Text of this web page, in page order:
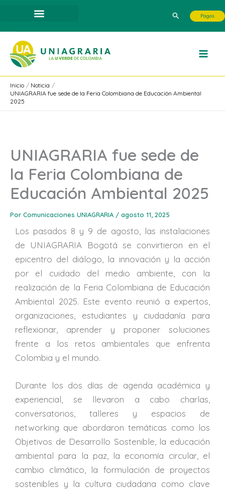
contenido
Buscar Pagos
Inicio
Noticia
UNIAGRARIA fue sede de la Feria Colombiana de Educación Ambiental
2025
UNIAGRARIA fue sede de
la Feria Colombiana de
Educación Ambiental 2025
Por Comunicaciones UNIAGRARIA / agosto 11, 2025
Los pasados 8 y 9 de agosto, las instalaciones
de UNIAGRARIA Bogotá se convirtieron en el
epicentro del diálogo, la innovación y la acción
por el cuidado del medio ambiente, con la
realización de la Feria Colombiana de Educación
Ambiental 2025. Este evento reunió a expertos,
organizaciones, estudiantes y ciudadanía para
reflexionar, aprender y proponer soluciones
frente a los retos ambientales que enfrenta
Colombia y el mundo.
Durante los dos días de agenda académica y
experiencial, se llevaron a cabo charlas,
conversatorios, talleres y espacios de
networking que abordaron temáticas como los
Objetivos de Desarrollo Sostenible, la educación
ambiental para la paz, la economía circular, el
cambio climático, la formulación de proyectos
sostenibles y la cultura ciudadana como clave